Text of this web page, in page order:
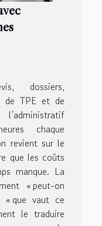
dossiers,
de TPE et de
chaque
revient sur le
que les coûts
manque. La
« peut-on
« que vaut ce
le traduire